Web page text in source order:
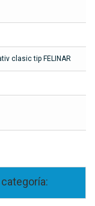
clasic tip FELINAR